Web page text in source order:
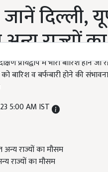
दिल्ली,
राज्यों
में भारी बारिश होने जा
बारिश व बर्फबारी होने की
5:00 AM IST
राज्यों का मौसम